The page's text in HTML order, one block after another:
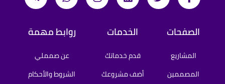
الصفحات
المشاريع
المصممين
الخدمات
قدم خدماتك
أضف مشروعك
روابط مهمة
عن صمملي
الشروط والأحكام